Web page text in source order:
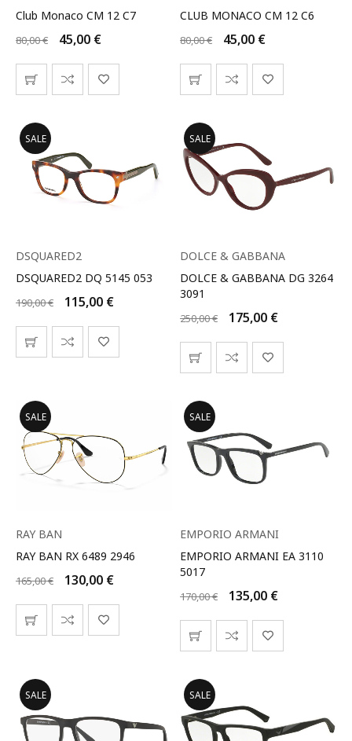
Club Monaco CM 12 C7
80,00€ 45,00 €
CLUB MONACO CM 12 C6
80,00€ 45,00 €
SALE
DSQUARED2
DSQUARED2 DQ 5145 053
190,00€ 115,00 €
SALE
DOLCE & GABBANA
DOLCE & GABBANA DG 3264
3091
250,00€ 175,00 €
SALE
RAY BAN
RAY BAN RX 6489 2946
165,00€ 130,00 €
SALE
EMPORIO ARMANI
EMPORIO ARMANI EA 3110
5017
170,00€ 135,00 €
SALE SALE